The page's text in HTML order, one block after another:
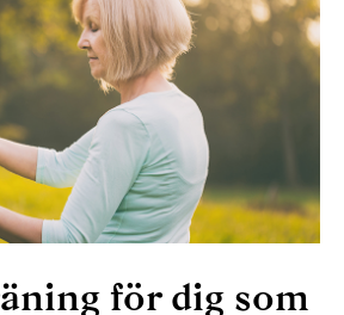
för dig som